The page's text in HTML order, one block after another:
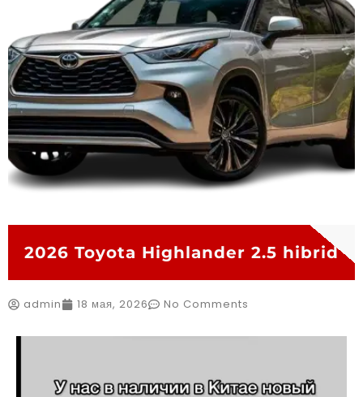
2026 Toyota Highlander 2.5 hibrid
admin 18 мая, 2026 No Comments